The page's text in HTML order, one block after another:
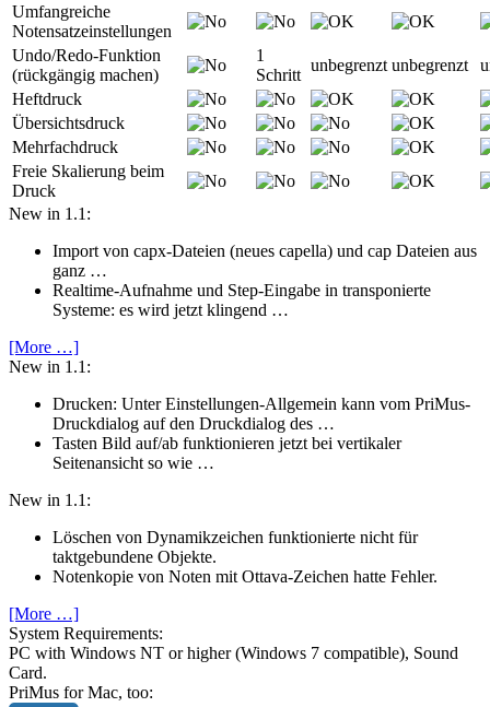
Umfangreiche
Notensatzeinstellungen
Undo/Redo-Funktion
(rückgängig machen)
1
Schritt
unbegrenzt unbegrenzt
Heftdruck
Übersichtsdruck
Mehrfachdruck
Freie Skalierung beim
Druck
New in 1.1:
Import von capx-Dateien (neues capella) und cap Dateien aus
ganz …
Realtime-Aufnahme und Step-Eingabe in transponierte
Systeme: es wird jetzt klingend …
[More …]
New in 1.1:
Drucken: Unter Einstellungen-Allgemein kann vom PriMus-
Druckdialog auf den Druckdialog des …
Tasten Bild auf/ab funktionieren jetzt bei vertikaler
Seitenansicht so wie …
New in 1.1:
Löschen von Dynamikzeichen funktionierte nicht für
taktgebundene Objekte.
Notenkopie von Noten mit Ottava-Zeichen hatte Fehler.
[More …]
System Require­ments:
PC with Windows NT or higher (Windows 7 compatible), Sound
Card.
PriMus for Mac, too: